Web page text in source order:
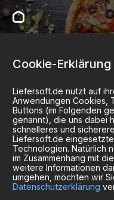
Cookie-Erklärung
Liefersoft.de nutzt auf
Anwendungen Cookies,
Buttons (im Folgenden
genannt), die uns dabei
schnelleres und
Liefersoft.de
Technologien. Natürlich
im Zusammenhang mit
weitere Informationen
umgehen, möchten wir
Datenschutzerklärung